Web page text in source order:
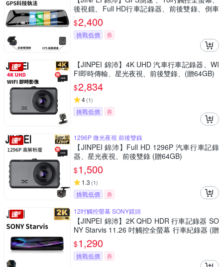
後視鏡、Full HD行車記錄器、前後雙錄、倒車
顯影(贈64GB)
$2,400
挑戰低價 券
【JINPEI 錦沛】4K UHD 汽車行車記錄器、WI
FI即時傳輸、星光夜視、前後雙錄、(贈64GB)
$2,834
4(1)
挑戰低價 券
1296P 微光夜視 前後雙錄
【JINPEI 錦沛】Full HD 1296P 汽車行車記錄
器、星光夜視、前後雙錄 (贈64GB)
$1,500
1.3 (1)
挑戰低價
券
12吋觸控螢幕 SONY鏡頭
【JINPEI 錦沛】2K QHD HDR 行車記錄器 SO
NY Starvis 11.26 吋觸控全螢幕 行車紀錄器 (贈
32GB
$1,290
挑戰低價 券